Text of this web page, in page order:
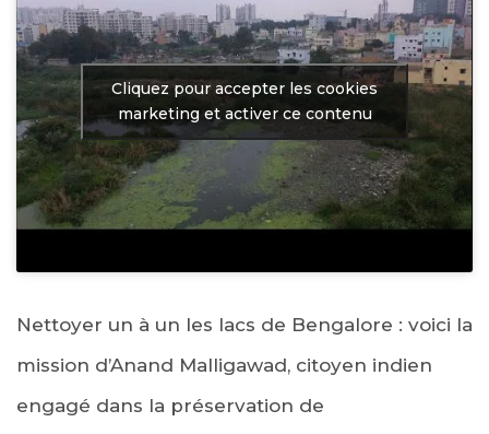
Cliquez pour accepter les cookies
marketing et activer ce contenu
Nettoyer un à un les lacs de Bengalore : voici la
mission d’Anand Malligawad, citoyen indien
engagé dans la préservation de